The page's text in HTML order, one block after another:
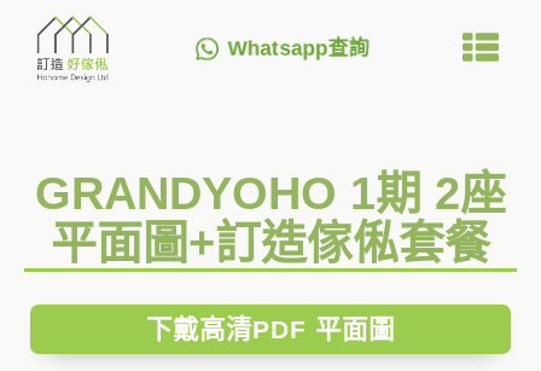
Whatsapp查詢
GRANDYOHO 1期 2座
平面圖+訂造傢俬套餐
下戴高清PDF 平面圖